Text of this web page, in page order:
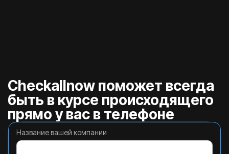
Checkallnow поможет всегда
быть в курсе происходящего
прямо у вас в телефоне
Название вашей компании